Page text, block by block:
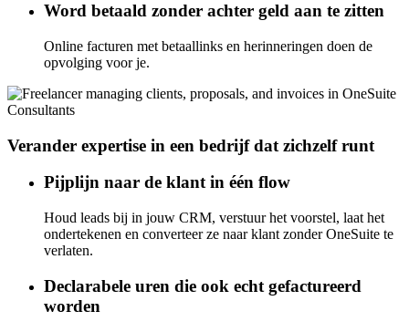
Word betaald zonder achter geld aan te zitten
Online facturen met betaallinks en herinneringen doen de
opvolging voor je.
Consultants
Verander expertise in een bedrijf dat zichzelf runt
Pijplijn naar de klant in één flow
Houd leads bij in jouw CRM, verstuur het voorstel, laat het
ondertekenen en converteer ze naar klant zonder OneSuite te
verlaten.
Declarabele uren die ook echt gefactureerd
worden